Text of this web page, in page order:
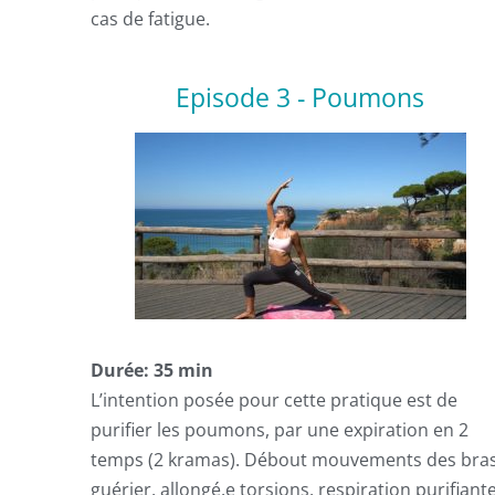
cas de fatigue.
Episode 3 - Poumons
Durée: 35 min
L’intention posée pour cette pratique est de
purifier les poumons, par une expiration en 2
temps (2 kramas). Débout mouvements des
guérier, allongé.e torsions, respiration